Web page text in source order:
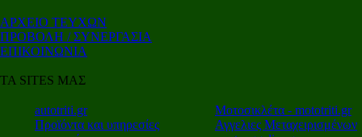
ΑΡΧΕΙΟ ΤΕΥΧΩΝ
ΠΡΟΒΟΛΗ / ΣΥΝΕΡΓΑΣΙΑ
ΕΠΙΚΟΙΝΩΝΙΑ
ΤΑ SITES ΜΑΣ
autotriti.gr
Προϊόντα και υπηρεσίες
Μοτοσικλέτα - mototriti.gr
Αγγελιες Μεταχειρισμένων